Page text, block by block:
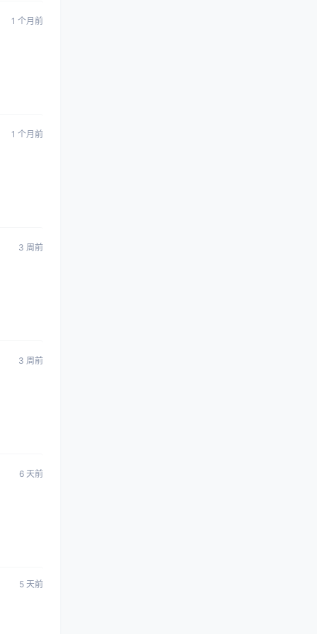
1 个月前
1 个月前
3 周前
3 周前
6 天前
5 天前